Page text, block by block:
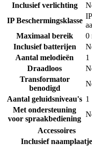
Inclusief verlichting
IP Beschermingsklasse
Maximaal bereik
0
Inclusief batterijen
Aantal melodieën
1
Draadloos
Transformator
benodigd
Aantal geluidsniveau's 1
Met ondersteuning
voor spraakbediening
Accessoires
Inclusief naamplaatje